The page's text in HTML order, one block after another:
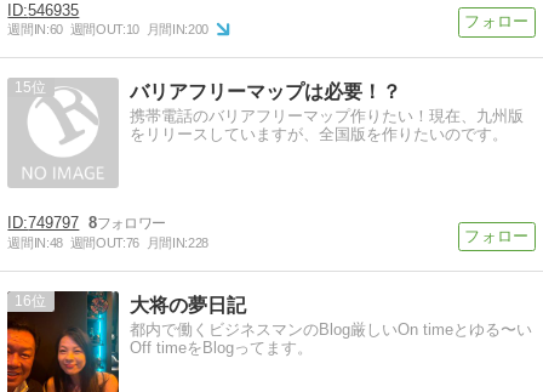
546935
週間IN:60 週間OUT:10 月間IN:200
15 バリアフリーマップは必要！？
携帯電話のバリアフリーマップ作りたい！現在、九州版
をリリースしていますが、全国版を作りたいのです。
749797 8
週間IN:48 週間OUT:76 月間IN:228
16 大将の夢日記
都内で働くビジネスマンのBlog厳しいOn timeとゆる〜い
Off timeをBlogってます。